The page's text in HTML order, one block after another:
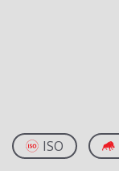
ISO